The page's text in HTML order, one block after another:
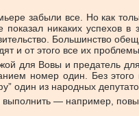
забыли все. Но как
никаких успехов
Большинство
и от этого все их
для Вовы и предатель
номер один. Без
один из народных
выполнить — например,